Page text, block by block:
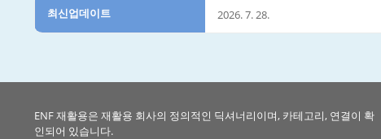
최신업데이트 2026. 7. 28.
ENF 재활용은 재활용 회사의 정의적인 딕셔너리이며, 카테고리, 연결이 확
인되어 있습니다.